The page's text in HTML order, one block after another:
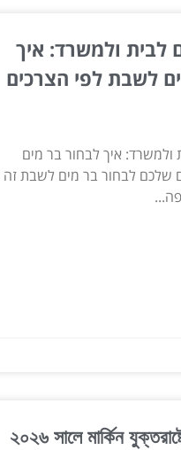
לבית ולמשרד: איך
לשבת לפי הצרכים
ולמשרד: איך לבחור בר מים
שלכם לבחור בר מים לשבת זה
২০২৬ সালে মার্কিন